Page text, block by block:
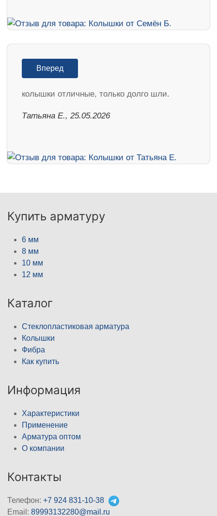
Вперед
колышки отличные, только долго шли.
Татьяна Е., 25.05.2026
Купить арматуру
6 мм
8 мм
10 мм
12 мм
Каталог
Стеклопластиковая арматура
Колышки
Фибра
Как купить
Информация
Характеристики
Применение
Арматура оптом
О компании
Контакты
Телефон: +7 924 831-10-38
Email: 89993132280@mail.ru